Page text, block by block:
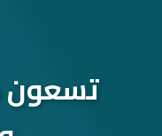
تسعون